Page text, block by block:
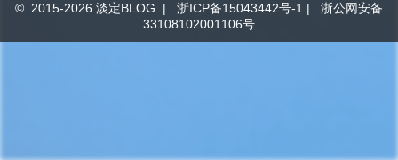
© 2015-2026 淡定BLOG | 浙ICP备15043442号-1 | 浙公网安备
33108102001106号